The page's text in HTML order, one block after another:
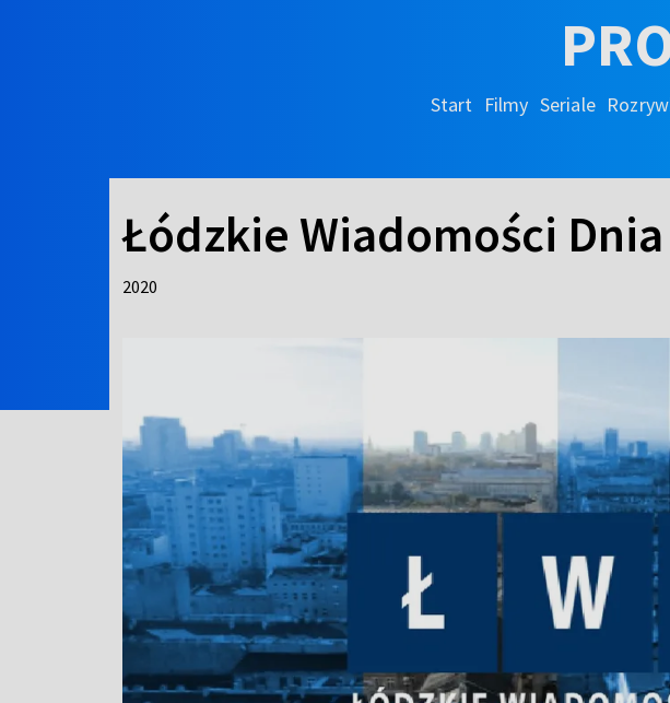
Start Filmy Seriale
Łódzkie Wiadomości Dnia
2020